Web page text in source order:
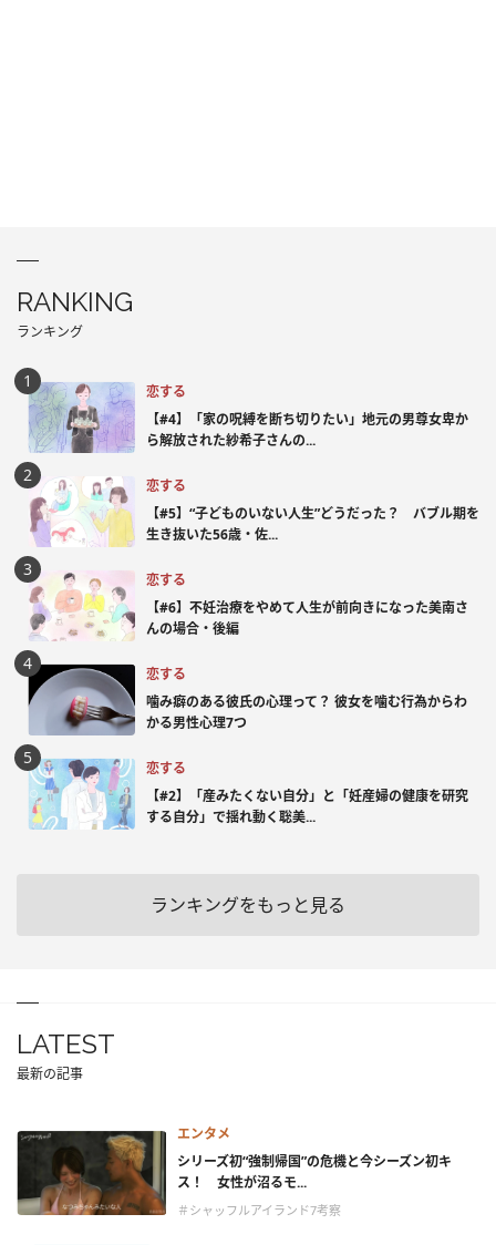
RANKING
ランキング
恋する
【#4】「家の呪縛を断ち切りたい」地元の男尊女卑か
ら解放された紗希子さんの...
恋する
【#5】“子どものいない人生”どうだった？ バブル期を
生き抜いた56歳・佐...
恋する
【#6】不妊治療をやめて人生が前向きになった美南さ
んの場合・後編
恋する
噛み癖のある彼氏の心理って？ 彼女を噛む行為からわ
かる男性心理7つ
恋する
【#2】「産みたくない自分」と「妊産婦の健康を研究
する自分」で揺れ動く聡美...
ランキングをもっと見る
LATEST
最新の記事
エンタメ
シリーズ初“強制帰国”の危機と今シーズン初キ
ス！ 女性が沼るモ...
＃シャッフルアイランド7考察